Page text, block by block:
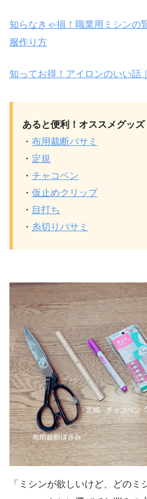
知らなきゃ損！職業用ミシンの
服作り方
知ってお得！アイロンのいい話
あると便利！オススメグッズ
・ 布用裁断バサミ
・ 定規
・ チャコペン
・ 仮止めクリップ
・ 目打ち
・ 糸切りバサミ
「ミシンが欲しいけど、どのミ